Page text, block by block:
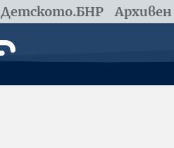
Детското.БНР